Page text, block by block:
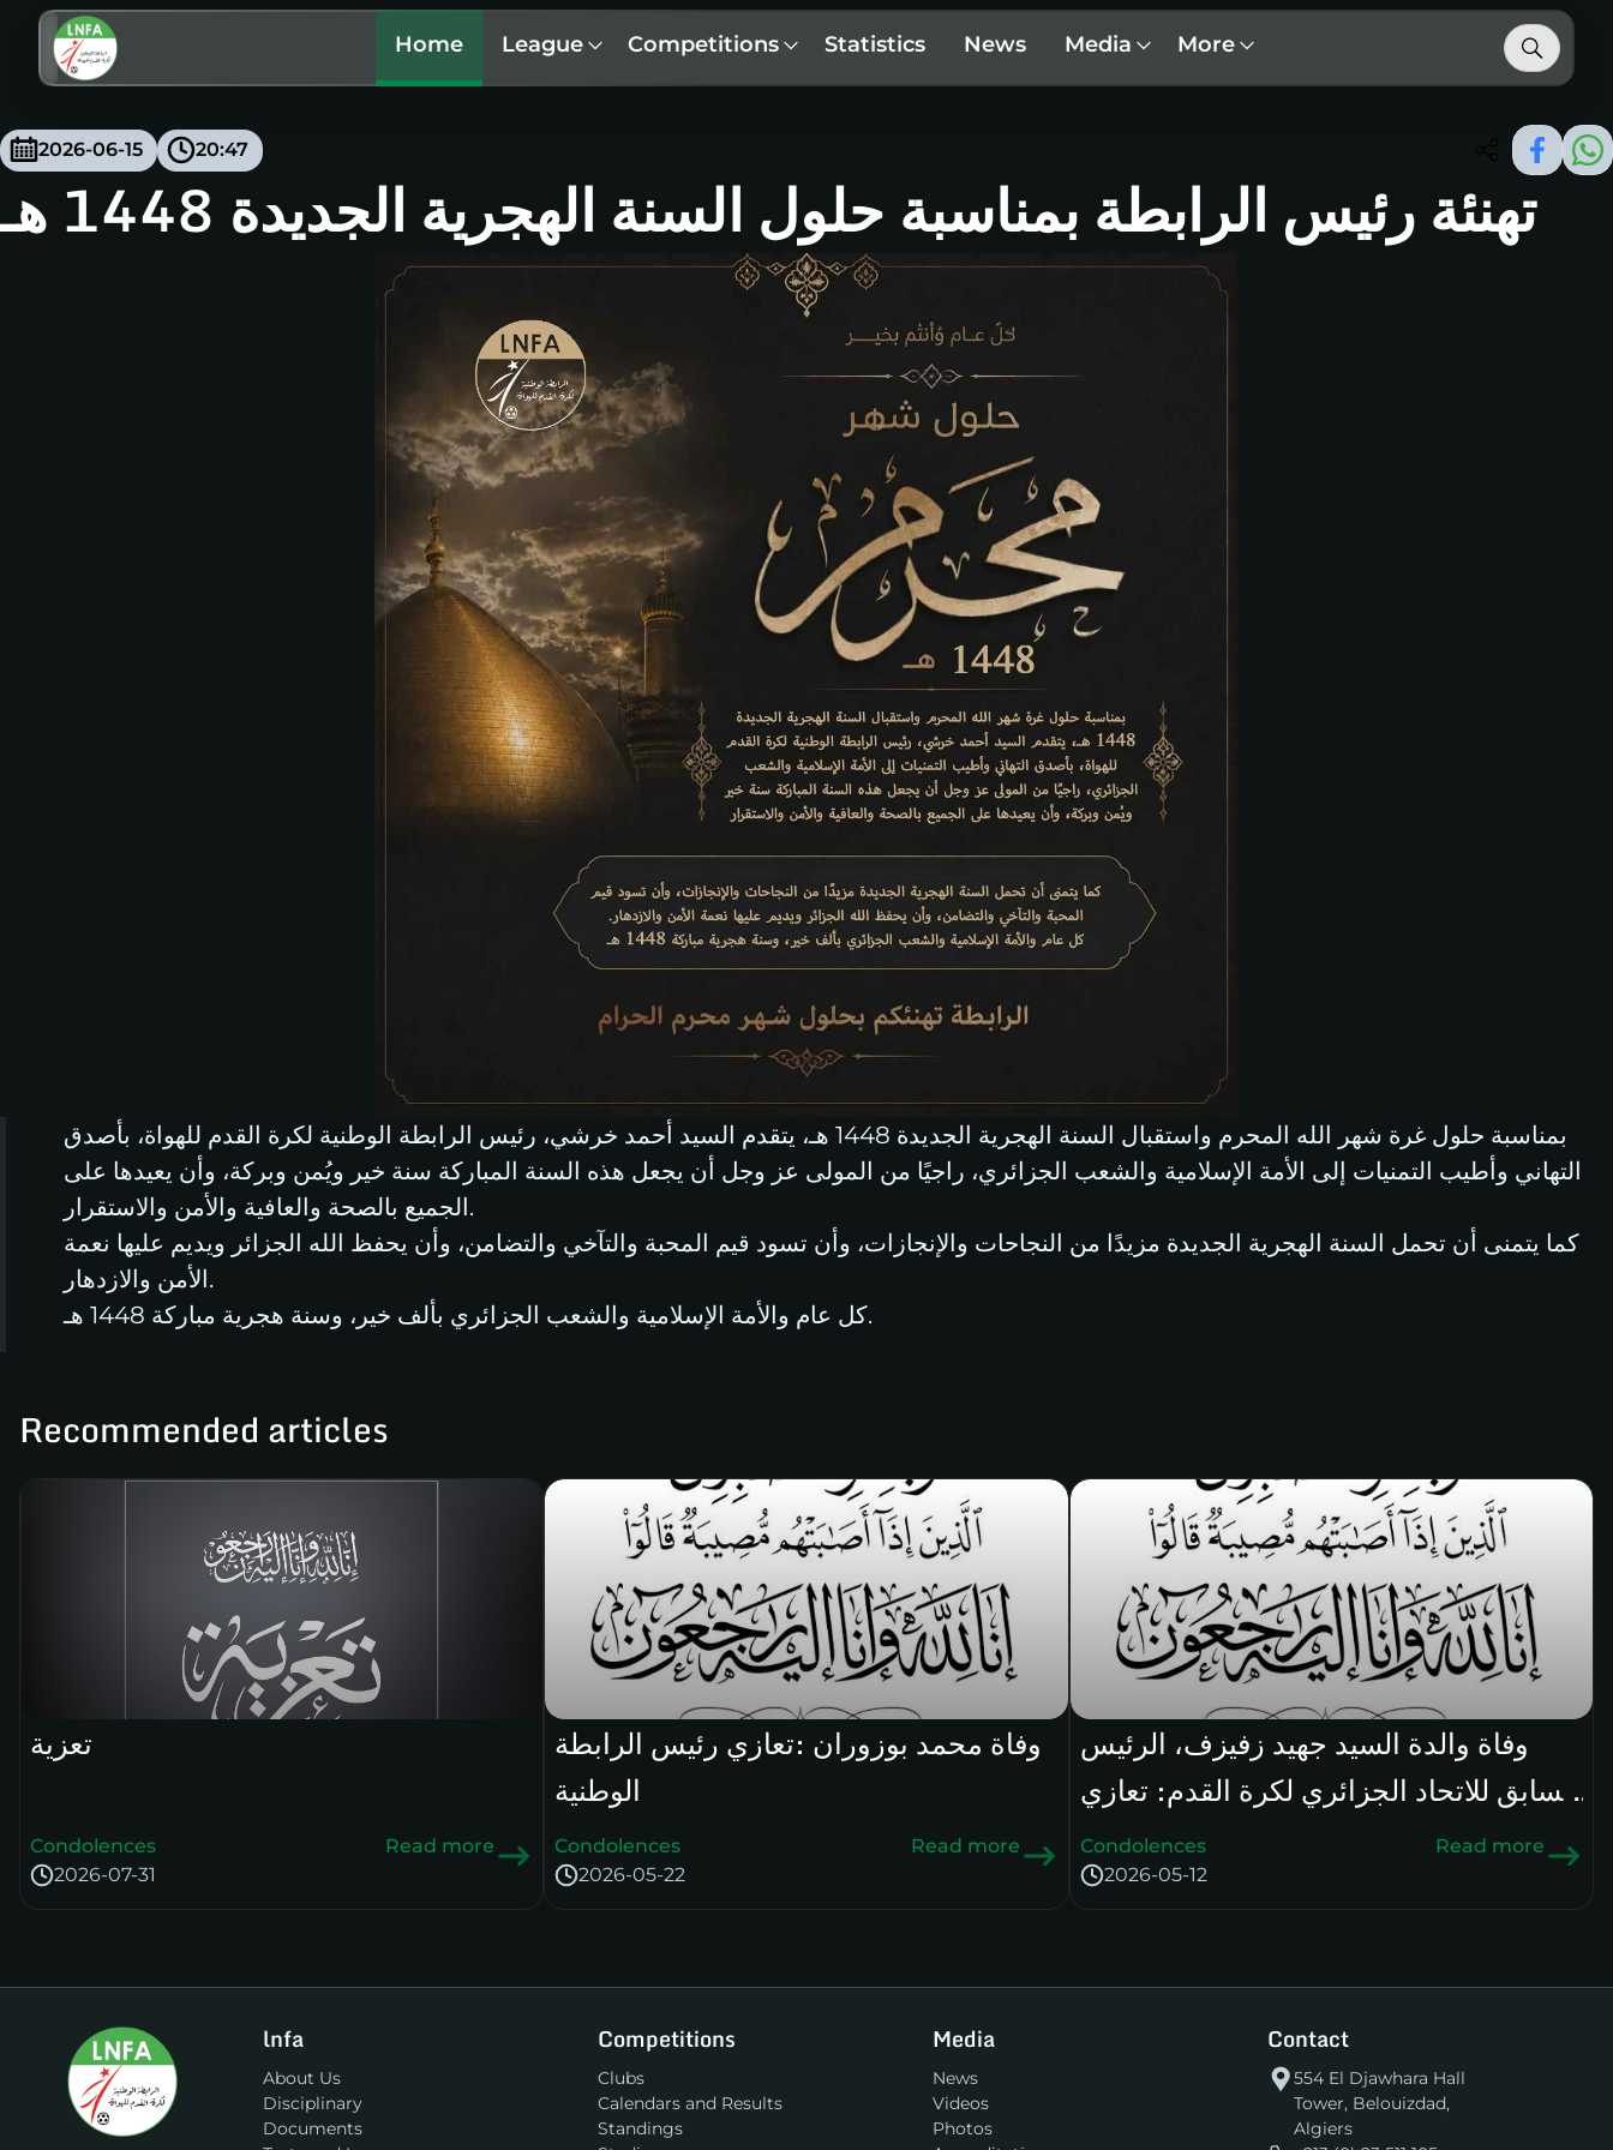
Home League Competitions Statistics News Media More
2026-06-15 20:47
تهنئة رئيس الرابطة بمناسبة حلول السنة الهجرية الجديدة 1448 هـ
بمناسبة حلول غرة شهر الله المحرم واستقبال السنة الهجرية الجديدة 1448 هـ، يتقدم السيد أحمد خرشي، رئيس الرابطة الوطنية لكرة القدم للهواة، بأصدق
التهاني وأطيب التمنيات إلى الأمة الإسلامية والشعب الجزائري، راجيًا من المولى عز وجل أن يجعل هذه السنة المباركة سنة خير ويُمن وبركة، وأن يعيدها على
الجميع بالصحة والعافية والأمن والاستقرار.
كما يتمنى أن تحمل السنة الهجرية الجديدة مزيدًا من النجاحات والإنجازات، وأن تسود قيم المحبة والتآخي والتضامن، وأن يحفظ الله الجزائر ويديم عليها نعمة
الأمن والازدهار.
كل عام والأمة الإسلامية والشعب الجزائري بألف خير، وسنة هجرية مباركة 1448 هـ.
Recommended articles
تعزية
2026-07-31
Condolences Read more
وفاة محمد بوزوران :تعازي رئيس الرابطة
الوطنية
2026-05-22
Condolences Read more
وفاة والدة السيد جهيد زفيزف، الرئيس
السابق للاتحاد الجزائري لكرة القدم: تعازي
رئيس الرابطة الوطنية
2026-05-12
Condolences Read more
lnfa
About Us
Disciplinary
Documents
Competitions
Clubs
Calendars and Results
Standings
Media
News
Videos
Photos
Contact
554 El Djawhara Hall
Tower, Belouizdad,
Algiers